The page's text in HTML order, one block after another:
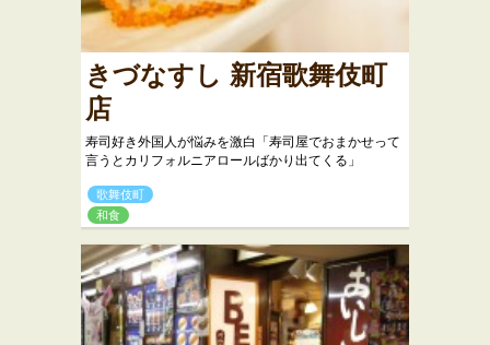
きづなすし 新宿歌舞伎町
店
寿司好き外国人が悩みを激白「寿司屋でおまかせって
言うとカリフォルニアロールばかり出てくる」
歌舞伎町
和食